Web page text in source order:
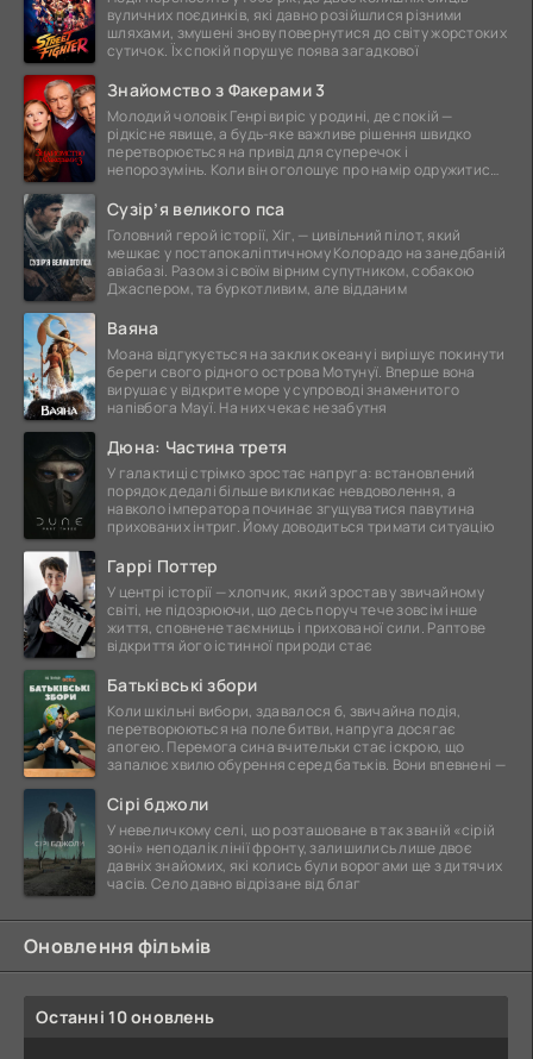
вуличних поєдинків, які давно розійшлися різними
шляхами, змушені знову повернутися до світу жорстоких
сутичок. Їх спокій порушує поява загадкової
Знайомство з Факерами 3
Молодий чоловік Генрі виріс у родині, де спокій —
рідкісне явище, а будь-яке важливе рішення швидко
перетворюється на привід для суперечок і
непорозумінь. Коли він оголошує про намір одружитися,
Сузір’я великого пса
Головний герой історії, Хіг, — цивільний пілот, який
мешкає у постапокаліптичному Колорадо на занедбаній
авіабазі. Разом зі своїм вірним супутником, собакою
Джаспером, та буркотливим, але відданим
Ваяна
Моана відгукується на заклик океану і вирішує покинути
береги свого рідного острова Мотунуї. Вперше вона
вирушає у відкрите море у супроводі знаменитого
напівбога Мауї. На них чекає незабутня
Дюна: Частина третя
У галактиці стрімко зростає напруга: встановлений
порядок дедалі більше викликає невдоволення, а
навколо імператора починає згущуватися павутина
прихованих інтриг. Йому доводиться тримати ситуацію
Гаррі Поттер
У центрі історії — хлопчик, який зростав у звичайному
світі, не підозрюючи, що десь поруч тече зовсім інше
життя, сповнене таємниць і прихованої сили. Раптове
відкриття його істинної природи стає
Батьківські збори
Коли шкільні вибори, здавалося б, звичайна подія,
перетворюються на поле битви, напруга досягає
апогею. Перемога сина вчительки стає іскрою, що
запалює хвилю обурення серед батьків. Вони впевнені —
Сірі бджоли
У невеличкому селі, що розташоване в так званій «сірій
зоні» неподалік лінії фронту, залишились лише двоє
давніх знайомих, які колись були ворогами ще з дитячих
часів. Село давно відрізане від благ
Оновлення фільмів
Останні 10 оновлень